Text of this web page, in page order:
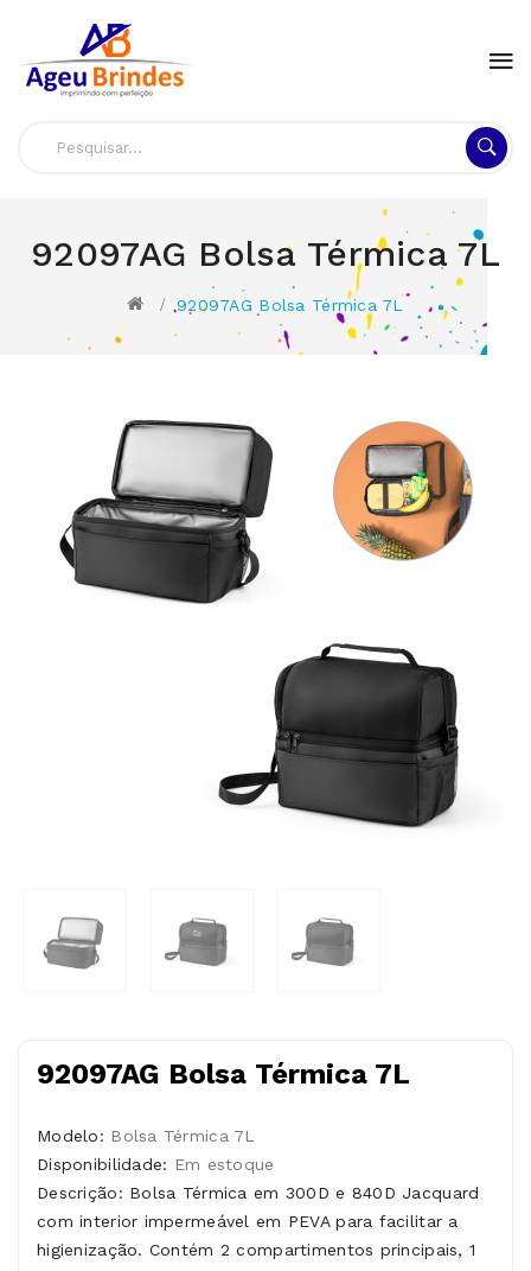
92097AG Bolsa Térmica 7L
92097AG Bolsa Térmica 7L
92097AG Bolsa Térmica 7L
Modelo: Bolsa Térmica 7L
Disponibilidade: Em estoque
Descrição: Bolsa Térmica em 300D e 840D Jacquard
com interior impermeável em PEVA para facilitar a
higienização. Contém 2 compartimentos principais, 1